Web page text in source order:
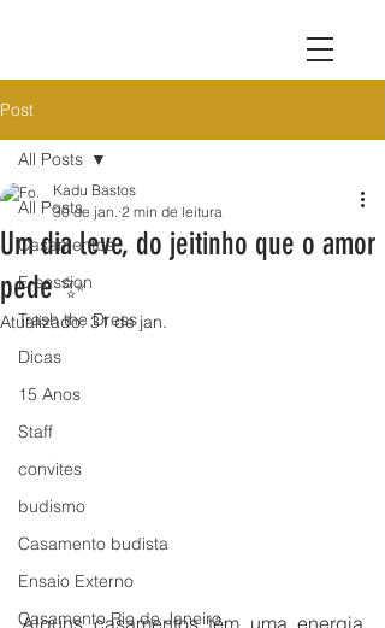
Post
All Posts
Casamentos
E-session
Trash the Dress
Dicas
15 Anos
Staff
convites
budismo
Casamento budista
Ensaio Externo
Casamento Rio de Janeiro
All Posts
Um dia leve, do jeitinho que o amor
pede ✨
Kadu Bastos
30 de jan. 2 min de leitura
Atualizado:31 de jan.